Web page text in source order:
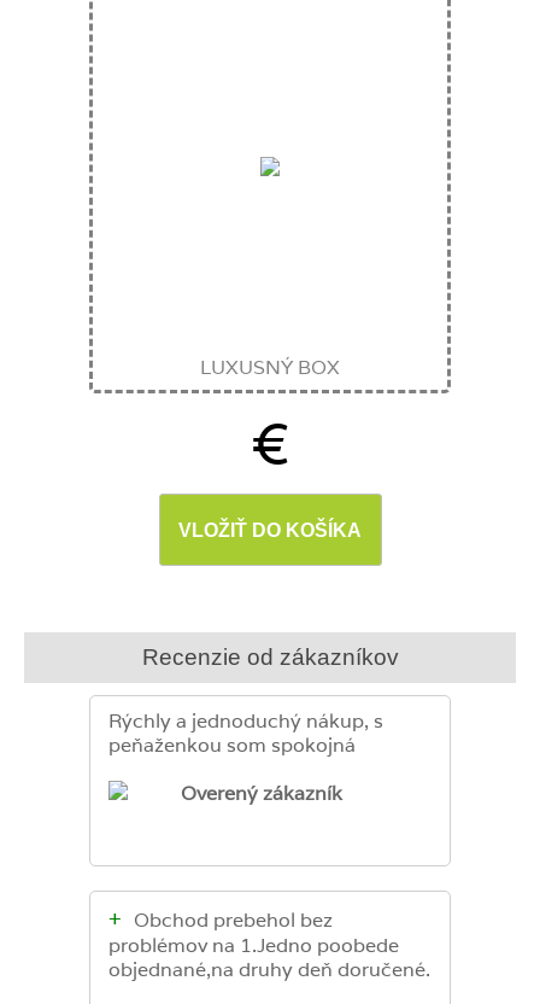
LUXUSNÝ BOX
€
Recenzie od zákazníkov
Rýchly a jednoduchý nákup, s
peňaženkou som spokojná
Overený zákazník
+ Obchod prebehol bez
problémov na 1.Jedno poobede
objednané,na druhy deň doručené.